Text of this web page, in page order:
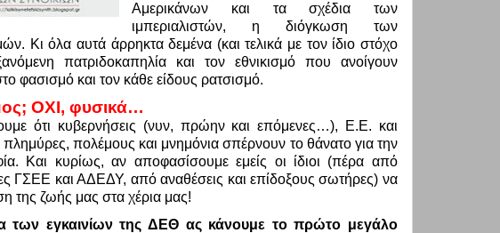
Αμερικάνων και τα σχέδια των
ιμπεριαλιστών, η διόγκωση των
Κι όλα αυτά άρρηκτα δεμένα (και τελικά με τον ίδιο στόχο
πατριδοκαπηλία και τον εθνικισμό που ανοίγουν
φασισμό και τον κάθε είδους ρατσισμό.
ΟΧΙ, φυσικά…
ότι κυβερνήσεις (νυν, πρώην και επόμενες…), Ε.Ε. και
πλημύρες, πολέμους και μνημόνια σπέρνουν το θάνατο για την
Και κυρίως, αν αποφασίσουμε εμείς οι ίδιοι (πέρα από
ΓΣΕΕ και ΑΔΕΔΥ, από αναθέσεις και επίδοξους σωτήρες) να
της ζωής μας στα χέρια μας!
των εγκαινίων της ΔΕΘ ας κάνουμε το πρώτο μεγάλο